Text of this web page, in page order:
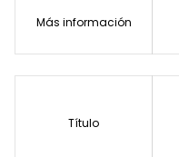
Más información
Título